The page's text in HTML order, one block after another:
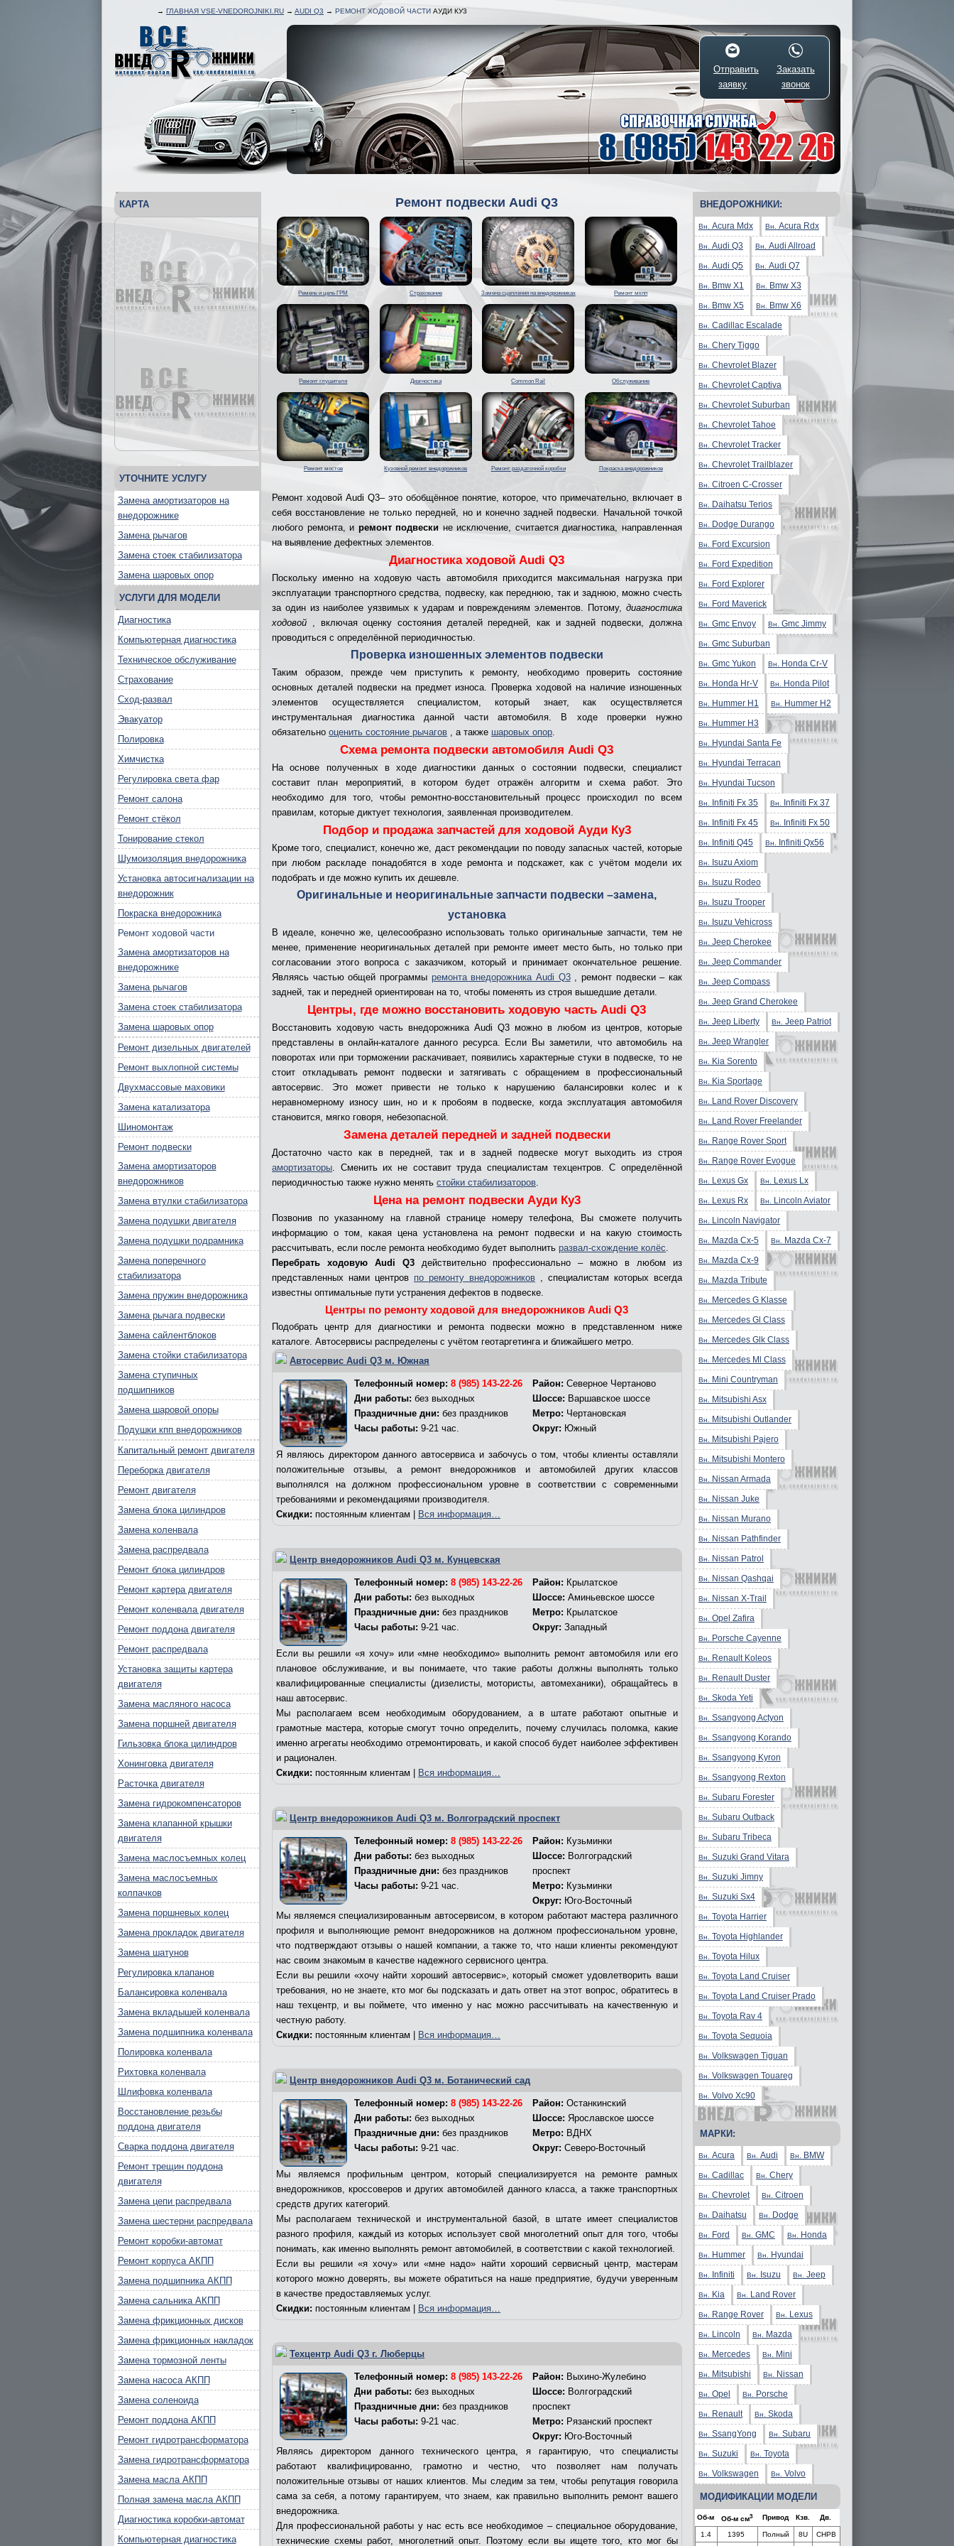
→ ГЛАВНАЯ VSE-VNEDOROJNIKI.RU → AUDI Q3 → РЕМОНТ ХОДОВОЙ ЧАСТИ АУДИ КУ3
Отправить
заявку
Заказать
звонок
Ремонт подвески Audi Q3
Ремень и цепь ГРМ Страхование Замена сцепления на внедорожниках Ремонт мкпп
Ремонт глушителя Диагностика Common Rail Обслуживание
Ремонт мостов Кузовной ремонт внедорожников Ремонт раздаточной коробки Покраска внедорожников
Ремонт ходовой Audi Q3– это обобщённое понятие, которое, что примечательно, включает в
себя восстановление не только передней, но и конечно задней подвески. Начальной точкой
любого ремонта, и ремонт подвески не исключение, считается диагностика, направленная
на выявление дефектных элементов.
Диагностика ходовой Audi Q3
Поскольку именно на ходовую часть автомобиля приходится максимальная нагрузка при
эксплуатации транспортного средства, подвеску, как переднюю, так и заднюю, можно счесть
за один из наиболее уязвимых к ударам и повреждениям элементов. Потому, диагностика
ходовой , включая оценку состояния деталей передней, как и задней подвески, должна
проводиться с определённой периодичностью.
Проверка изношенных элементов подвески
Таким образом, прежде чем приступить к ремонту, необходимо проверить состояние
основных деталей подвески на предмет износа. Проверка ходовой на наличие изношенных
элементов осуществляется специалистом, который знает, как осуществляется
инструментальная диагностика данной части автомобиля. В ходе проверки нужно
обязательнооценить состояние рычагов , а также шаровых опор.
Схема ремонта подвески автомобиля Audi Q3
На основе полученных в ходе диагностики данных о состоянии подвески, специалист
составит план мероприятий, в котором будет отражён алгоритм и схема работ. Это
необходимо для того, чтобы ремонтно-восстановительный процесс происходил по всем
правилам, которые диктует технология, заявленная производителем.
Подбор и продажа запчастей для ходовой Ауди Ку3
Кроме того, специалист, конечно же, даст рекомендации по поводу запасных частей, которые
при любом раскладе понадобятся в ходе ремонта и подскажет, как с учётом модели их
подобрать и где можно купить их дешевле.
Оригинальные и неоригинальные запчасти подвески –замена,
установка
В идеале, конечно же, целесообразно использовать только оригинальные запчасти, тем не
менее, применение неоригинальных деталей при ремонте имеет место быть, но только при
согласовании этого вопроса с заказчиком, который и принимает окончательное решение.
Являясь частью общей программы ремонта внедорожника Audi Q3, ремонт подвески – как
задней, так и передней ориентирован на то, чтобы поменять из строя вышедшие детали.
Центры, где можно восстановить ходовую часть Audi Q3
Восстановить ходовую часть внедорожника Audi Q3 можно в любом из центров, которые
представлены в онлайн-каталоге данного ресурса. Если Вы заметили, что автомобиль на
поворотах или при торможении раскачивает, появились характерные стуки в подвеске, то не
стоит откладывать ремонт подвески и затягивать с обращением в профессиональный
автосервис. Это может привести не только к нарушению балансировки колес и к
неравномерному износу шин, но и к пробоям в подвеске, когда эксплуатация автомобиля
становится, мягко говоря, небезопасной.
Замена деталей передней и задней подвески
Достаточно часто как в передней, так и в задней подвеске могут выходить из строя
амортизаторы. Сменить их не составит труда специалистам техцентров. С определённой
периодичностью также нужно менятьстойки стабилизаторов.
Цена на ремонт подвески Ауди Ку3
Позвонив по указанному на главной странице номеру телефона, Вы сможете получить
информацию о том, какая цена установлена на ремонт подвески и на какую стоимость
рассчитывать, если после ремонта необходимо будет выполнитьразвал-схождение колёс.
Перебрать ходовую Audi Q3действительно профессионально – можно в любом из
представленных нами центров по ремонту внедорожников , специалистам которых всегда
известны оптимальные пути устранения дефектов в подвеске.
Центры по ремонту ходовой для внедорожников Audi Q3
Подобрать центр для диагностики и ремонта подвески можно в представленном ниже
каталоге. Автосервисы распределены с учётом геотаргетинга и ближайшего метро.
Автосервис Audi Q3 м. Южная
Телефонный номер:8 (985) 143-22-26
Дни работы: без выходных
Праздничные дни: без праздников
Часы работы: 9-21 час.
Район: Северное Чертаново
Шоссе: Варшавское шоссе
Метро: Чертановская
Округ: Южный
Я являюсь директором данного автосервиса и забочусь о том, чтобы клиенты оставляли
положительные отзывы, а ремонт внедорожников и автомобилей других классов
выполнялся на должном профессиональном уровне в соответствии с современными
требованиями и рекомендациями производителя.
Скидки: постоянным клиентам | Вся информация…
Центр внедорожников Audi Q3 м. Кунцевская
Телефонный номер:8 (985) 143-22-26
Дни работы: без выходных
Праздничные дни: без праздников
Часы работы: 9-21 час.
Район: Крылатское
Шоссе: Аминьевское шоссе
Метро: Крылатское
Округ: Западный
Если вы решили «я хочу» или «мне необходимо» выполнить ремонт автомобиля или его
плановое обслуживание, и вы понимаете, что такие работы должны выполнять только
квалифицированные специалисты (дизелисты, мотористы, автомеханики), обращайтесь в
наш автосервис.
Мы располагаем всем необходимым оборудованием, а в штате работают опытные и
грамотные мастера, которые смогут точно определить, почему случилась поломка, какие
именно агрегаты необходимо отремонтировать, и какой способ будет наиболее эффективен
и рационален.
Скидки: постоянным клиентам | Вся информация…
Центр внедорожников Audi Q3 м. Волгоградский проспект
Телефонный номер:8 (985) 143-22-26
Дни работы: без выходных
Праздничные дни: без праздников
Часы работы: 9-21 час.
Район: Кузьминки
Шоссе: Волгоградский
проспект
Метро: Кузьминки
Округ: Юго-Восточный
Мы являемся специализированным автосервисом, в котором работают мастера различного
профиля и выполняющие ремонт внедорожников на должном профессиональном уровне,
что подтверждают отзывы о нашей компании, а также то, что наши клиенты рекомендуют
нас своим знакомым в качестве надежного сервисного центра.
Если вы решили «хочу найти хороший автосервис», который сможет удовлетворить ваши
требования, но не знаете, кто мог бы подсказать и дать ответ на этот вопрос, обратитесь в
наш техцентр, и вы поймете, что именно у нас можно рассчитывать на качественную и
честную работу.
Скидки: постоянным клиентам | Вся информация…
Центр внедорожников Audi Q3 м. Ботанический сад
Телефонный номер:8 (985) 143-22-26
Дни работы: без выходных
Праздничные дни: без праздников
Часы работы: 9-21 час.
Район: Останкинский
Шоссе: Ярославское шоссе
Метро: ВДНХ
Округ: Северо-Восточный
Мы являемся профильным центром, который специализируется на ремонте рамных
внедорожников, кроссоверов и других автомобилей данного класса, а также транспортных
средств других категорий.
Мы располагаем технической и инструментальной базой, в штате имеет специалистов
разного профиля, каждый из которых использует свой многолетний опыт для того, чтобы
понимать, как именно выполнять ремонт автомобилей, в соответствии с какой технологией.
Если вы решили «я хочу» или «мне надо» найти хороший сервисный центр, мастерам
которого можно доверять, вы можете обратиться на наше предприятие, будучи уверенным
в качестве предоставляемых услуг.
Скидки: постоянным клиентам | Вся информация…
Техцентр Audi Q3 г. Люберцы
Телефонный номер:8 (985) 143-22-26
Дни работы: без выходных
Праздничные дни: без праздников
Часы работы: 9-21 час.
Район: Выхино-Жулебино
Шоссе: Волгоградский
проспект
Метро: Рязанский проспект
Округ: Юго-Восточный
Являясь директором данного технического центра, я гарантирую, что специалисты
работают квалифицированно, грамотно и честно, что позволяет нам получать
положительные отзывы от наших клиентов. Мы следим за тем, чтобы репутация говорила
сама за себя, а потому гарантируем, что знаем, как правильно выполнить ремонт вашего
внедорожника.
Для профессиональной работы у нас есть все необходимое – специальное оборудование,
технические схемы работ, многолетний опыт. Поэтому если вы ищете того, кто мог бы
КАРТА
УТОЧНИТЕ УСЛУГУ
Замена амортизаторов на
внедорожнике
Замена рычагов
Замена стоек стабилизатора
Замена шаровых опор
УСЛУГИ ДЛЯ МОДЕЛИ
Диагностика
Компьютерная диагностика
Техническое обслуживание
Страхование
Сход-развал
Эвакуатор
Полировка
Химчистка
Регулировка света фар
Ремонт салона
Ремонт стёкол
Тонирование стекол
Шумоизоляция внедорожника
Установка автосигнализации на
внедорожник
Покраска внедорожника
Ремонт ходовой части
Замена амортизаторов на
внедорожнике
Замена рычагов
Замена стоек стабилизатора
Замена шаровых опор
Ремонт дизельных двигателей
Ремонт выхлопной системы
Двухмассовые маховики
Замена катализатора
Шиномонтаж
Ремонт подвески
Замена амортизаторов
внедорожников
Замена втулки стабилизатора
Замена подушки двигателя
Замена подушки подрамника
Замена поперечного
стабилизатора
Замена пружин внедорожника
Замена рычага подвески
Замена сайлентблоков
Замена стойки стабилизатора
Замена ступичных
подшипников
Замена шаровой опоры
Подушки кпп внедорожников
Капитальный ремонт двигателя
Переборка двигателя
Ремонт двигателя
Замена блока цилиндров
Замена коленвала
Замена распредвала
Ремонт блока цилиндров
Ремонт картера двигателя
Ремонт коленвала двигателя
Ремонт поддона двигателя
Ремонт распредвала
Установка защиты картера
двигателя
Замена масляного насоса
Замена поршней двигателя
Гильзовка блока цилиндров
Хонинговка двигателя
Расточка двигателя
Замена гидрокомпенсаторов
Замена клапанной крышки
двигателя
Замена маслосъемных колец
Замена маслосъемных
колпачков
Замена поршневых колец
Замена прокладок двигателя
Замена шатунов
Регулировка клапанов
Балансировка коленвала
Замена вкладышей коленвала
Замена подшипника коленвала
Полировка коленвала
Рихтовка коленвала
Шлифовка коленвала
Восстановление резьбы
поддона двигателя
Сварка поддона двигателя
Ремонт трещин поддона
двигателя
Замена цепи распредвала
Замена шестерни распредвала
Ремонт коробки-автомат
Ремонт корпуса АКПП
Замена подшипника АКПП
Замена сальника АКПП
Замена фрикционных дисков
Замена фрикционных накладок
Замена тормозной ленты
Замена насоса АКПП
Замена соленоида
Ремонт поддона АКПП
Ремонт гидротрансформатора
Замена гидротрансформатора
Замена масла АКПП
Полная замена масла АКПП
Диагностика коробки-автомат
Компьютерная диагностика
ВНЕДОРОЖНИКИ:
Вн. Acura Mdx Вн. Acura Rdx
Вн. Audi Q3 Вн. Audi Allroad
Вн. Audi Q5 Вн. Audi Q7
Вн. Bmw X1 Вн. Bmw X3
Вн. Bmw X5 Вн. Bmw X6
Вн. Cadillac Escalade
Вн. Chery Tiggo
Вн. Chevrolet Blazer
Вн. Chevrolet Captiva
Вн. Chevrolet Suburban
Вн. Chevrolet Tahoe
Вн. Chevrolet Tracker
Вн. Chevrolet Trailblazer
Вн. Citroen C-Crosser
Вн. Daihatsu Terios
Вн. Dodge Durango
Вн. Ford Excursion
Вн. Ford Expedition
Вн. Ford Explorer
Вн. Ford Maverick
Вн. Gmc Envoy Вн. Gmc Jimmy
Вн. Gmc Suburban
Вн. Gmc Yukon Вн. Honda Cr-V
Вн. Honda Hr-V Вн. Honda Pilot
Вн. Hummer H1 Вн. Hummer H2
Вн. Hummer H3
Вн. Hyundai Santa Fe
Вн. Hyundai Terracan
Вн. Hyundai Tucson
Вн. Infiniti Fx 35 Вн. Infiniti Fx 37
Вн. Infiniti Fx 45 Вн. Infiniti Fx 50
Вн. Infiniti Q45 Вн. Infiniti Qx56
Вн. Isuzu Axiom
Вн. Isuzu Rodeo
Вн. Isuzu Trooper
Вн. Isuzu Vehicross
Вн. Jeep Cherokee
Вн. Jeep Commander
Вн. Jeep Compass
Вн. Jeep Grand Cherokee
Вн. Jeep Liberty Вн. Jeep Patriot
Вн. Jeep Wrangler
Вн. Kia Sorento
Вн. Kia Sportage
Вн. Land Rover Discovery
Вн. Land Rover Freelander
Вн. Range Rover Sport
Вн. Range Rover Evogue
Вн. Lexus Gx Вн. Lexus Lx
Вн. Lexus Rx Вн. Lincoln Aviator
Вн. Lincoln Navigator
Вн. Mazda Cx-5 Вн. Mazda Cx-7
Вн. Mazda Cx-9
Вн. Mazda Tribute
Вн. Mercedes G Klasse
Вн. Mercedes Gl Class
Вн. Mercedes Glk Class
Вн. Mercedes Ml Class
Вн. Mini Countryman
Вн. Mitsubishi Asx
Вн. Mitsubishi Outlander
Вн. Mitsubishi Pajero
Вн. Mitsubishi Montero
Вн. Nissan Armada
Вн. Nissan Juke
Вн. Nissan Murano
Вн. Nissan Pathfinder
Вн. Nissan Patrol
Вн. Nissan Qashqai
Вн. Nissan X-Trail
Вн. Opel Zafira
Вн. Porsche Cayenne
Вн. Renault Koleos
Вн. Renault Duster
Вн. Skoda Yeti
Вн. Ssangyong Actyon
Вн. Ssangyong Korando
Вн. Ssangyong Kyron
Вн. Ssangyong Rexton
Вн. Subaru Forester
Вн. Subaru Outback
Вн. Subaru Tribeca
Вн. Suzuki Grand Vitara
Вн. Suzuki Jimny
Вн. Suzuki Sx4
Вн. Toyota Harrier
Вн. Toyota Highlander
Вн. Toyota Hilux
Вн. Toyota Land Cruiser
Вн. Toyota Land Cruiser Prado
Вн. Toyota Rav 4
Вн. Toyota Sequoia
Вн. Volkswagen Tiguan
Вн. Volkswagen Touareg
Вн. Volvo Xc90
МАРКИ:
Вн. Acura Вн. Audi Вн. BMW
Вн. Cadillac Вн. Chery
Вн. Chevrolet Вн. Citroen
Вн. Daihatsu Вн. Dodge
Вн. Ford Вн. GMC Вн. Honda
Вн. Hummer Вн. Hyundai
Вн. Infiniti Вн. Isuzu Вн. Jeep
Вн. Kia Вн. Land Rover
Вн. Range Rover Вн. Lexus
Вн. Lincoln Вн. Mazda
Вн. Mercedes Вн. Mini
Вн. Mitsubishi Вн. Nissan
Вн. Opel Вн. Porsche
Вн. Renault Вн. Skoda
Вн. SsangYong Вн. Subaru
Вн. Suzuki Вн. Toyota
Вн. Volkswagen Вн. Volvo
МОДИФИКАЦИИ МОДЕЛИ
Об-м Об-м см3 Привод Кзв. Дв.
1.4 1395 Полный 8U CHPB